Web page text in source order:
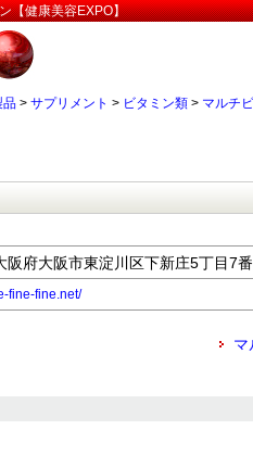
【健康美容EXPO】
品 > サプリメント > ビタミン類 > マルチ
府大阪市東淀川区下新庄5丁目7
fine-fine.net/
マ